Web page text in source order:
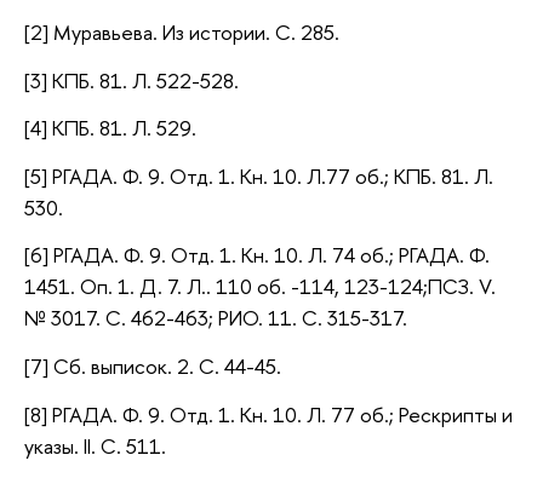
[2] Муравьева. Из истории. С. 285.
[3] КПБ. 81. Л. 522-528.
[4] КПБ. 81. Л. 529.
[5] РГАДА. Ф. 9. Отд. 1. Кн. 10. Л.77 об.; КПБ. 81. Л.
530.
[6] РГАДА. Ф. 9. Отд. 1. Кн. 10. Л. 74 об.; РГАДА. Ф.
1451. Оп. 1. Д. 7. Л.. 110 об. -114, 123-124;ПСЗ. V.
№ 3017. С. 462-463; РИО. 11. С. 315-317.
[7] Сб. выписок. 2. С. 44-45.
[8] РГАДА. Ф. 9. Отд. 1. Кн. 10. Л. 77 об.; Рескрипты и
указы. II. С. 511.